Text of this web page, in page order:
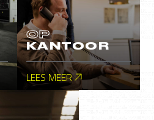
OP
KANTOOR
LEES MEER